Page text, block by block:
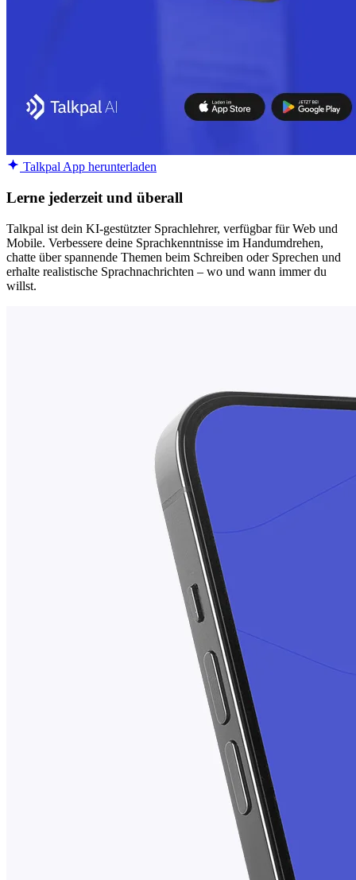
Talkpal App herunterladen
Lerne jederzeit und überall
Talkpal ist dein KI-gestützter Sprachlehrer, verfügbar für Web und
Mobile. Verbessere deine Sprachkenntnisse im Handumdrehen,
chatte über spannende Themen beim Schreiben oder Sprechen und
erhalte realistische Sprachnachrichten – wo und wann immer du
willst.